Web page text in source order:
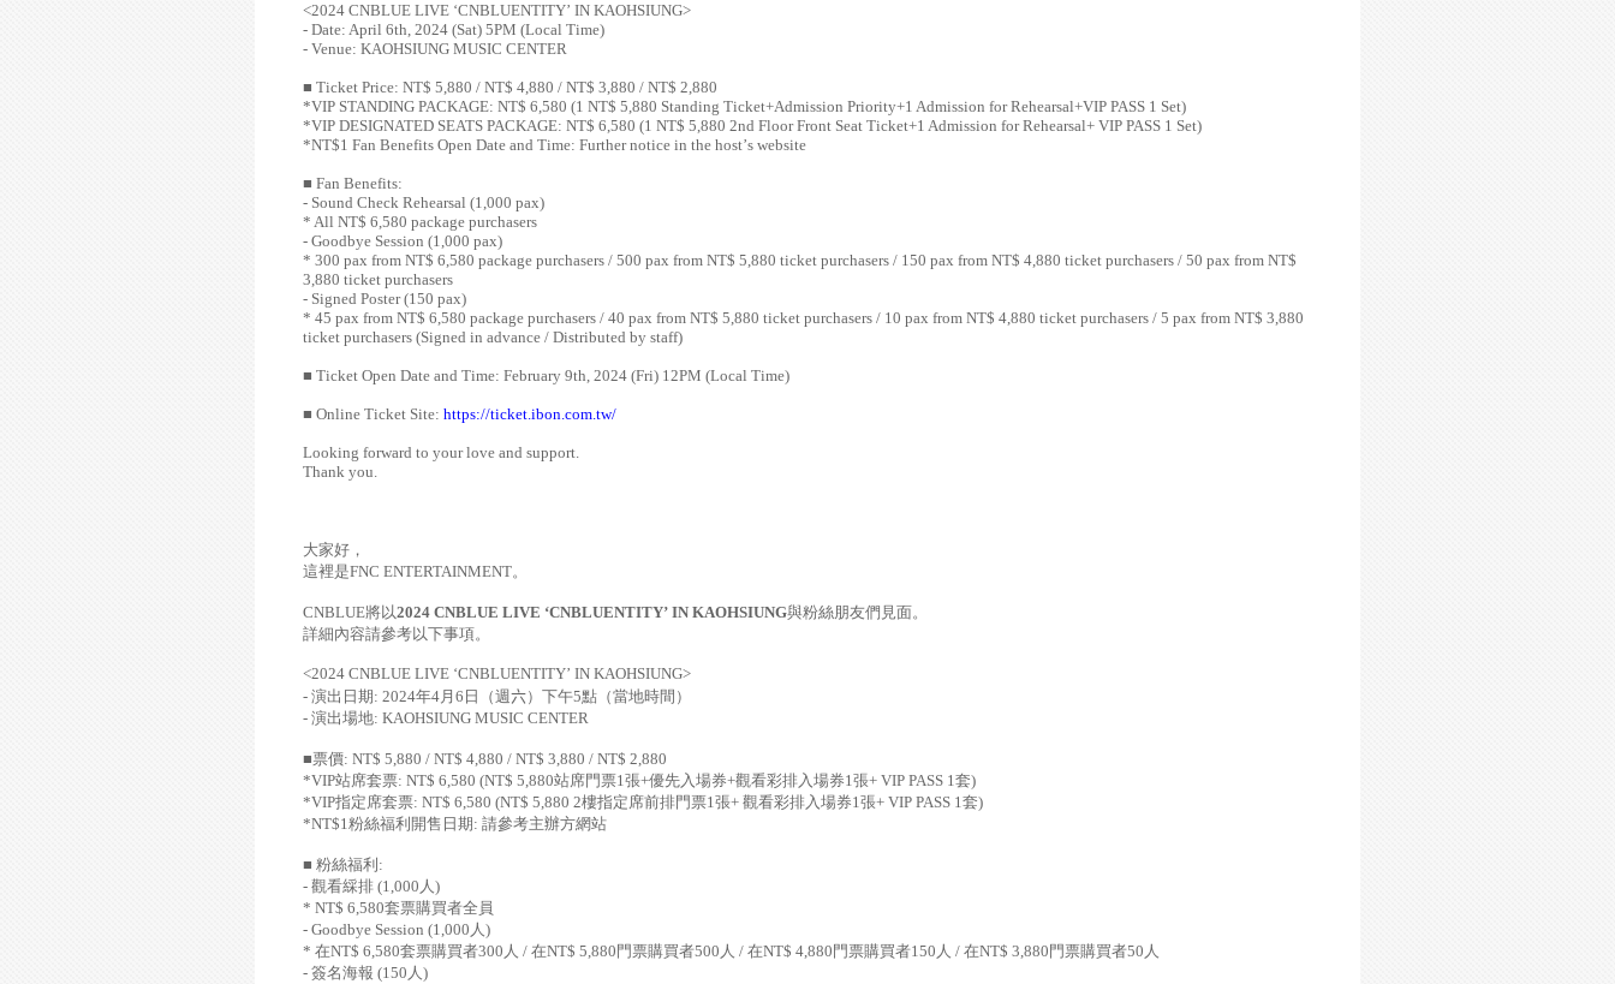
<2024 CNBLUE LIVE ‘CNBLUENTITY’ IN KAOHSIUNG>
- Date: April 6th, 2024 (Sat) 5PM (Local Time)
- Venue: KAOHSIUNG MUSIC CENTER
■ Ticket Price: NT$ 5,880 / NT$ 4,880 / NT$ 3,880 / NT$ 2,880
*VIP STANDING PACKAGE: NT$ 6,580 (1 NT$ 5,880 Standing Ticket+Admission Priority+1 Admission for Rehearsal+VIP PASS 1 Set)
*VIP DESIGNATED SEATS PACKAGE: NT$ 6,580 (1 NT$ 5,880 2nd Floor Front Seat Ticket+1 Admission for Rehearsal+ VIP PASS 1 Set)
*NT$1 Fan Benefits Open Date and Time: Further notice in the host’s website
■ Fan Benefits:
- Sound Check Rehearsal (1,000 pax)
* All NT$ 6,580 package purchasers
- Goodbye Session (1,000 pax)
* 300 pax from NT$ 6,580 package purchasers / 500 pax from NT$ 5,880 ticket purchasers / 150 pax from NT$ 4,880 ticket purchasers / 50 pax from NT$
3,880 ticket purchasers
- Signed Poster (150 pax)
* 45 pax from NT$ 6,580 package purchasers / 40 pax from NT$ 5,880 ticket purchasers / 10 pax from NT$ 4,880 ticket purchasers / 5 pax from NT$ 3,880
ticket purchasers (Signed in advance / Distributed by staff)
■ Ticket Open Date and Time: February 9th, 2024 (Fri) 12PM (Local Time)
■ Online Ticket Site: https://ticket.ibon.com.tw/
Looking forward to your love and support.
Thank you.
大家好，
這裡是FNC ENTERTAINMENT。
CNBLUE將以2024 CNBLUE LIVE ‘CNBLUENTITY’ IN KAOHSIUNG與粉絲朋友們見面。
詳細內容請參考以下事項。
<2024 CNBLUE LIVE ‘CNBLUENTITY’ IN KAOHSIUNG>
- 演出日期: 2024年4月 6 日（週六）下午5點（當地時間）
- 演出場地: KAOHSIUNG MUSIC CENTER
■票價: NT$ 5,880 / NT$ 4,880 / NT$ 3,880 / NT$ 2,880
*VIP站席套票: NT$ 6,580 (NT$ 5,880站席門票1張+優先入場券+觀看彩排入場券1張+ VIP PASS 1套)
*VIP指定席套票: NT$ 6,580 (NT$ 5,880 2樓指定席前排門票1張+ 觀看彩排入場券1張+ VIP PASS 1套)
*NT$1粉絲福利開售日期: 請參考主辦方網站
■ 粉絲福利 :
- 觀看綵排 (1,000 人)
* NT$ 6,580套票購買者全員
- Goodbye Session (1,000 人)
* 在NT$ 6,580套票購買者300 人 / 在NT$ 5,880 門票購買者500 人 / 在NT$ 4,880 門票購買者150 人 / 在NT$ 3,880 門票購買者50 人
- 簽名海報 (150 人)